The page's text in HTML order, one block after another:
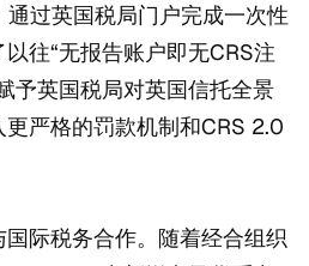
通过英国税局门户完成一次性
往“无报告账户即无CRS注
予英国税局对英国信托全景
严格的罚款机制和CRS 2.0
际税务合作。随着经合组织